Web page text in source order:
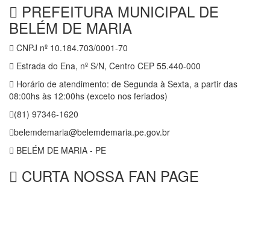
PREFEITURA MUNICIPAL DE
BELÉM DE MARIA
CNPJ nº 10.184.703/0001-70
Estrada do Ena, nº S/N, Centro CEP 55.440-000
Horário de atendimento: de Segunda à Sexta, a partir das
08:00hs às 12:00hs (exceto nos feriados)
(81) 97346-1620
belemdemaria@belemdemaria.pe.gov.br
BELÉM DE MARIA - PE
CURTA NOSSA FAN PAGE